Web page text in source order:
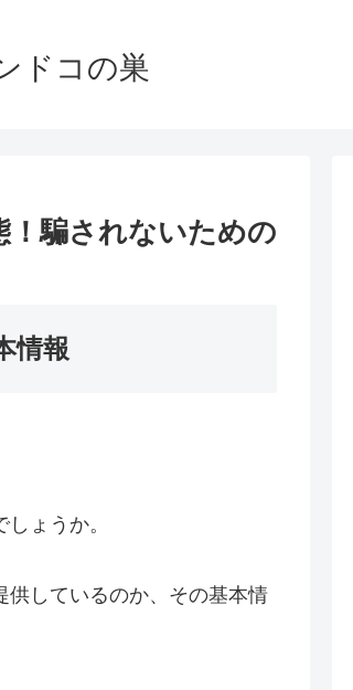
ドコの巣
騙されないための
情報
ょうか。
供しているのか、その基本情